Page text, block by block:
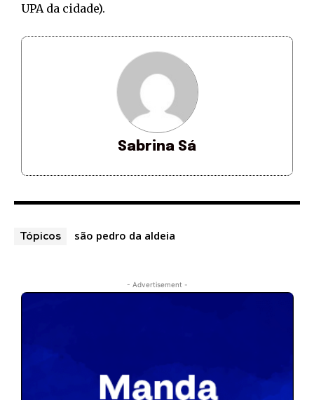
UPA da cidade).
Sabrina Sá
Tópicos são pedro da aldeia
- Advertisement -